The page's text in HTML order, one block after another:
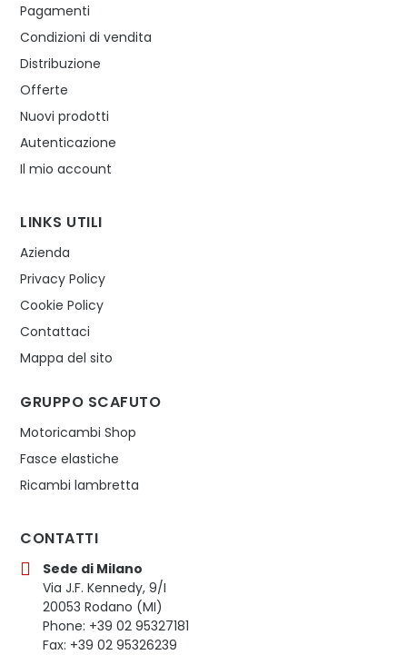
Pagamenti
Condizioni di vendita
Distribuzione
Offerte
Nuovi prodotti
Autenticazione
Il mio account
LINKS UTILI
Azienda
Privacy Policy
Cookie Policy
Contattaci
Mappa del sito
GRUPPO SCAFUTO
Motoricambi Shop
Fasce elastiche
Ricambi lambretta
CONTATTI
Sede di Milano
Via J.F. Kennedy, 9/I
20053 Rodano (MI)
Phone: +39 02 95327181
Fax: +39 02 95326239